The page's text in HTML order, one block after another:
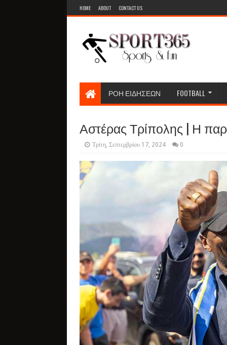
HOME ABOUT CONTACT US
ΡΟΗ ΕΙΔΗΣΕΩΝ FOOTBALL
Αστέρας Τρίπολης | Η
Τρίτη, Σεπτεμβρίου 17, 2024 0